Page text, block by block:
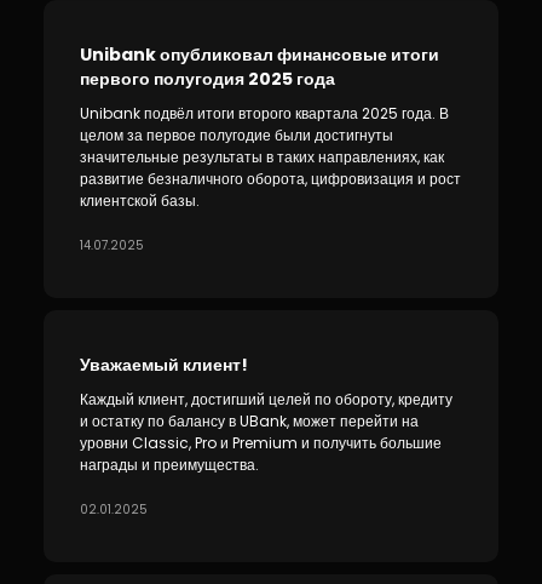
Unibank опубликовал финансовые итоги
первого полугодия 2025 года
Unibank подвёл итоги второго квартала 2025 года. В
целом за первое полугодие были достигнуты
значительные результаты в таких направлениях, как
развитие безналичного оборота, цифровизация и рост
клиентской базы.
14.07.2025
Уважаемый клиент!
Каждый клиент, достигший целей по обороту, кредиту
и остатку по балансу в UBank, может перейти на
уровни Classic, Pro и Premium и получить большие
награды и преимущества.
02.01.2025